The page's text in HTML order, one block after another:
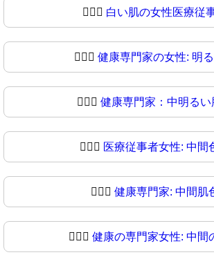
👩🏻‍⚕️ 白い肌の女性医療従
👩🏻‍⚕ 健康専門家の女性: 明
👩🏼‍⚕️ 健康専門家：中明るい
👩🏼‍⚕ 医療従事者女性: 中間
👩🏽‍⚕️ 健康専門家: 中間肌
👩🏽‍⚕ 健康の専門家女性: 中間